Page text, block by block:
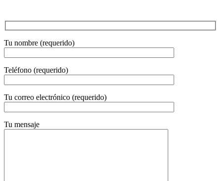
Tu nombre (requerido)
Teléfono (requerido)
Tu correo electrónico (requerido)
Tu mensaje